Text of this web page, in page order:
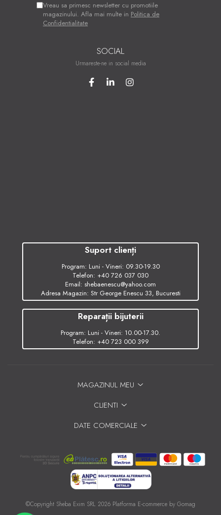
Vreau sa primesc newsletter cu promotiile
magazinului. Afla mai multe in Politica de
Confidentialitate
SOCIAL
Urmareste-ne in social media
Suport clienți
Program: Luni - Vineri: 09.30-19.30
Telefon: +40 726 037 030
Email: shebaenescu@yahoo.com
Adresa Magazin: Str George Enescu 33, Bucuresti
Reparații bijuterii
Program: Luni - Vineri: 10.00-17.30.
Telefon: +40 723 000 399
MAGAZINUL MEU
CLIENTI
DATE COMERCIALE
©Copyright Sheba Exim SRL 2026 Platforma E-commerce by Gomag